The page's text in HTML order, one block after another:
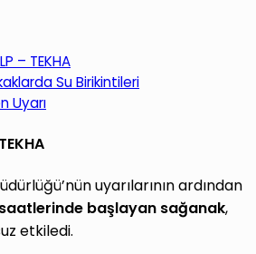
– TEKHA
Su Birikintileri
Uyarı
uyarılarının ardından
başlayan sağanak,
etkiledi.